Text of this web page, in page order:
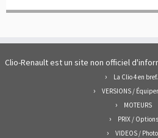
Clio-Renault est un site non officiel
La Clio 4 en
VERSIONS /
MOTEURS
PRIX / Options
VIDEOS /